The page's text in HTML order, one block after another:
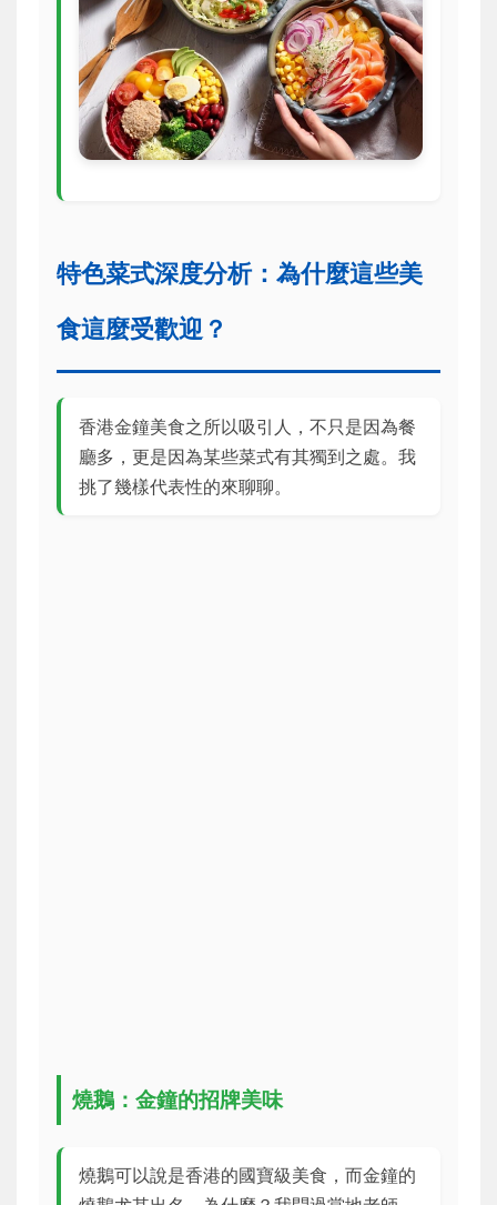
特色菜式深度分析：為什麼這些美
食這麼受歡迎？
香港金鐘美食之所以吸引人，不只是因為餐
廳多，更是因為某些菜式有其獨到之處。我
挑了幾樣代表性的來聊聊。
燒鵝：金鐘的招牌美味
燒鵝可以說是香港的國寶級美食，而金鐘的